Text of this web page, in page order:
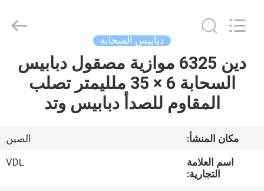
الصفحة
الرئيسية
معلومات
دبابيس السحابة
دين 6325 موازية مصقول دبابيس
السحابة 6 × 35 ملليمتر تصلب
المقاوم للصدأ دبابيس وتد
مكان المنشأ:
الصين
اسم العلامة
التجارية:
VDL